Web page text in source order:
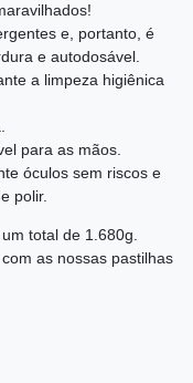
e, portanto, é
e autodosável.
a limpeza higiênica
para as mãos.
óculos sem riscos e
polir.
total de 1.680g.
as nossas pastilhas